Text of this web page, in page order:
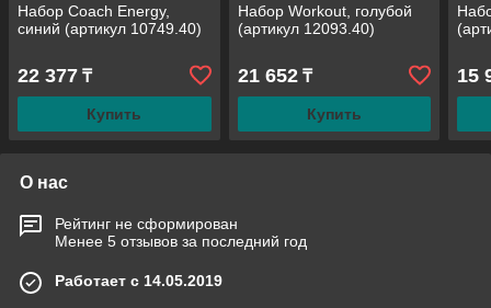
Набор Coach Energy,
синий (артикул 10749.40)
22 377 ₸
Купить
Набор Workout, голубой
(артикул 12093.40)
21 652₸
Купить
15
О нас
Рейтинг не сформирован
Менее 5 отзывов за последний год
Работает с 14.05.2019